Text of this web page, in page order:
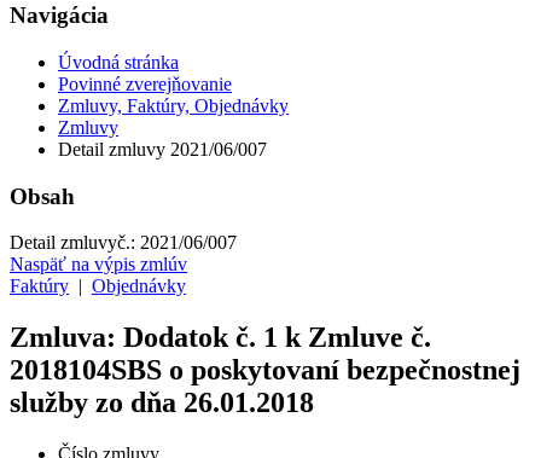
Navigácia
Úvodná stránka
Povinné zverejňovanie
Zmluvy, Faktúry, Objednávky
Zmluvy
Detail zmluvy 2021/06/007
Obsah
Detail zmluvyč.: 2021/06/007
Naspäť na výpis zmlúv
Faktúry
Objednávky
Zmluva: Dodatok č. 1 k Zmluve č.
2018104SBS o poskytovaní bezpečnostnej
služby zo dňa 26.01.2018